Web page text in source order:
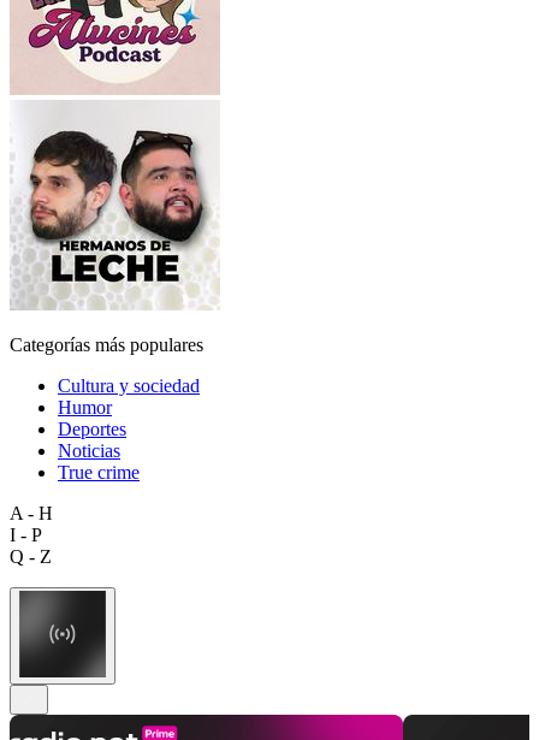
Categorías más populares
Cultura y sociedad
Humor
Deportes
Noticias
True crime
A - H
I - P
Q - Z